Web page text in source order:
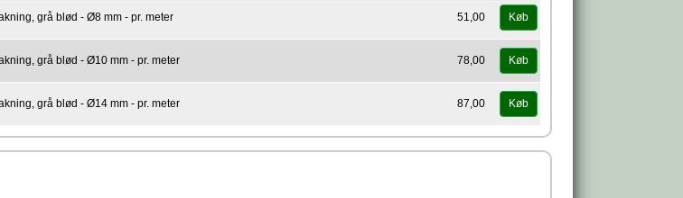
grå blød - Ø8 mm - pr. meter 51,00 Køb
grå blød - Ø10 mm - pr. meter 78,00 Køb
grå blød - Ø14 mm - pr. meter 87,00 Køb